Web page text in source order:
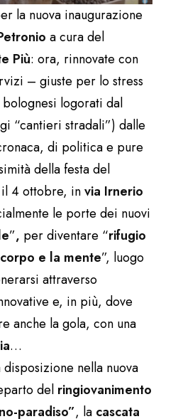
la nuova inaugurazione
a cura del
Più: ora, rinnovate con
– giuste per lo stress
logorati dal
“cantieri stradali”) dalle
di politica e pure
della festa del
4 ottobre, invia Irnerio
le porte dei nuovi
”, per diventare “rifugio
e la mente”, luogo
attraverso
e, in più, dove
anche la gola, con una
…
nella nuova
del ringiovanimento
paradiso”, la cascata